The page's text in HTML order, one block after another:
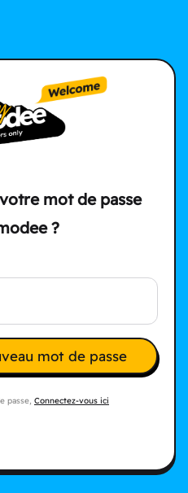
mot de passe
?
mot de passe
passe, Connectez-vous ici